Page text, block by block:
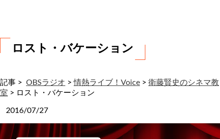
ロスト・バケーション
記事 > OBSラジオ >情熱ライブ！Voice > 衛藤賢史のシネマ教
室 > ロスト・バケーション
2016/07/27